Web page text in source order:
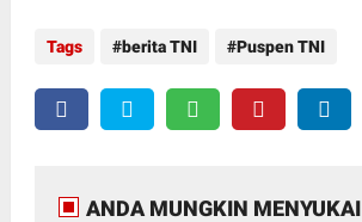
Tags berita TNI Puspen TNI
ANDA MUNGKIN MENYUKAI